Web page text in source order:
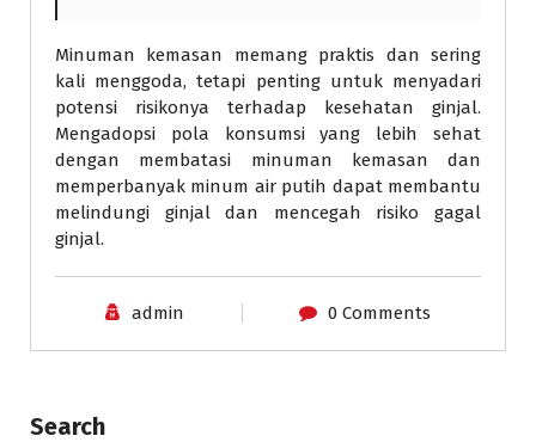
Minuman kemasan memang praktis dan sering
kali menggoda, tetapi penting untuk menyadari
potensi risikonya terhadap kesehatan ginjal.
Mengadopsi pola konsumsi yang lebih sehat
dengan membatasi minuman kemasan dan
memperbanyak minum air putih dapat membantu
melindungi ginjal dan mencegah risiko gagal
ginjal.
admin 0 Comments
Search